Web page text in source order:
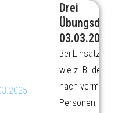
Drei
03.03.2025
Bei
wie z. B. der
nach
Personen, der